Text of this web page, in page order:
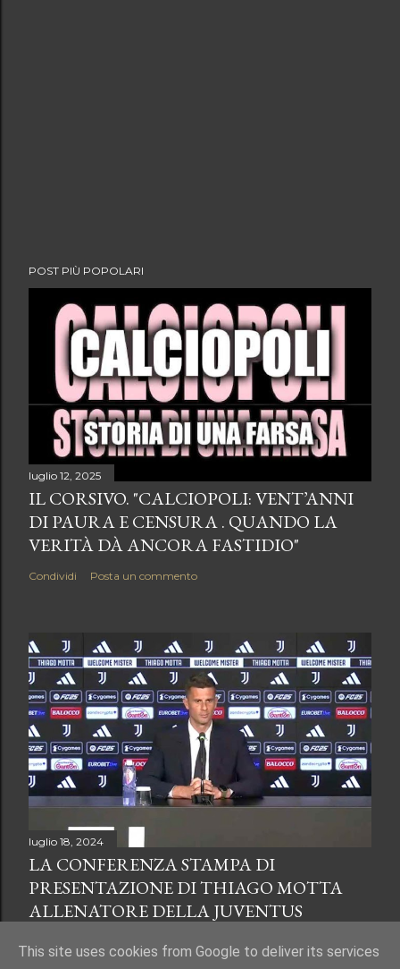
POST PIÙ POPOLARI
luglio 12, 2025
IL CORSIVO. "CALCIOPOLI: VENT’ANNI
DI PAURA E CENSURA . QUANDO LA
VERITÀ DÀ ANCORA FASTIDIO"
Condividi Posta un commento
luglio 18, 2024
LA CONFERENZA STAMPA DI
PRESENTAZIONE DI THIAGO MOTTA
ALLENATORE DELLA JUVENTUS
This site uses cookies from Google to deliver its services